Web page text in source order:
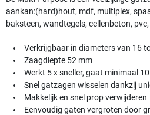
aankan:(hard)hout, mdf, multiplex,
baksteen, wandtegels, cellenbeton,
Verkrijgbaar in diameters van 16
Zaagdiepte 52 mm
Werkt 5 x sneller, gaat minimaal
Snel gatzagen wisselen dankzij
Makkelijk en snel prop verwijderen
Eenvoudig gaten vergroten door